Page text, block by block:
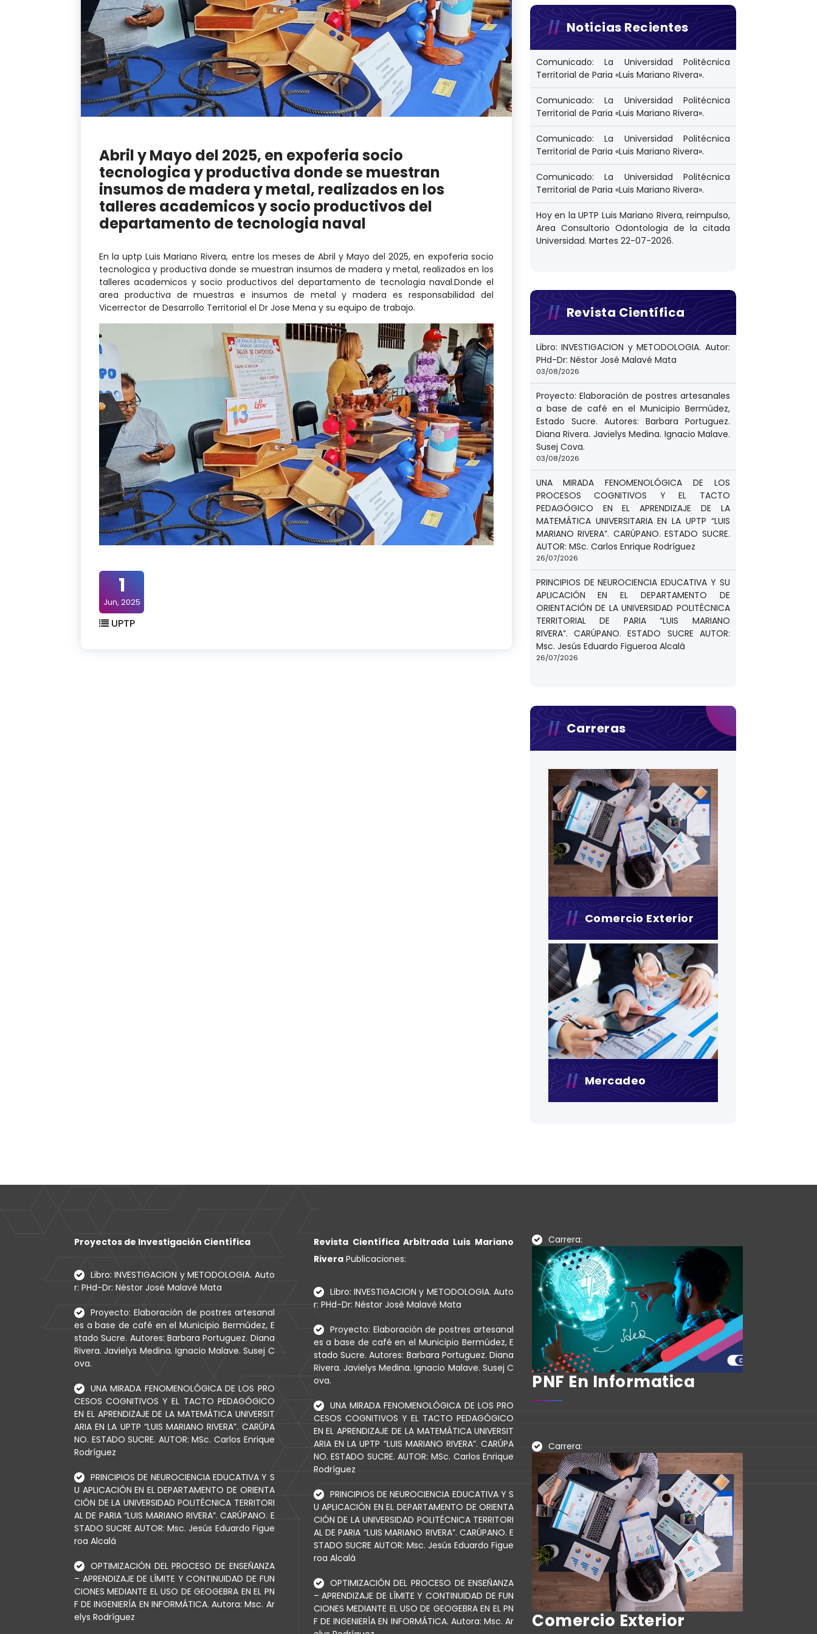
Abril y Mayo del 2025, en expoferia socio
tecnologica y productiva donde se muestran
insumos de madera y metal, realizados en los
talleres academicos y socio productivos del
departamento de tecnologia naval
En la uptp Luis Mariano Rivera, entre los meses de Abril y Mayo del 2025, en expoferia socio
tecnologica y productiva donde se muestran insumos de madera y metal, realizados en los
talleres academicos y socio productivos del departamento de tecnologia naval.Donde el
area productiva de muestras e insumos de metal y madera es responsabilidad del
Vicerrector de Desarrollo Territorial el Dr Jose Mena y su equipo de trabajo.
1
Jun, 2025
UPTP
Noticias Recientes
Comunicado: La Universidad Politécnica
Territorial de Paria «Luis Mariano Rivera».
Comunicado: La Universidad Politécnica
Territorial de Paria «Luis Mariano Rivera».
Comunicado: La Universidad Politécnica
Territorial de Paria «Luis Mariano Rivera».
Comunicado: La Universidad Politécnica
Territorial de Paria «Luis Mariano Rivera».
Hoy en la UPTP Luis Mariano Rivera, reimpulso,
Area Consultorio Odontologia de la citada
Universidad. Martes 22-07-2026.
Revista Científica
Libro: INVESTIGACION y METODOLOGIA. Autor:
PHd-Dr: Néstor José Malavé Mata
03/08/2026
Proyecto: Elaboración de postres artesanales
a base de café en el Municipio Bermúdez,
Estado Sucre. Autores: Barbara Portuguez.
Diana Rivera. Javielys Medina. Ignacio Malave.
Susej Cova.
03/08/2026
UNA MIRADA FENOMENOLÓGICA DE LOS
PROCESOS COGNITIVOS Y EL TACTO
PEDAGÓGICO EN EL APRENDIZAJE DE LA
MATEMÁTICA UNIVERSITARIA EN LA UPTP “LUIS
MARIANO RIVERA”. CARÚPANO. ESTADO SUCRE.
AUTOR: MSc. Carlos Enrique Rodríguez
26/07/2026
PRINCIPIOS DE NEUROCIENCIA EDUCATIVA Y SU
APLICACIÓN EN EL DEPARTAMENTO DE
ORIENTACIÓN DE LA UNIVERSIDAD POLITÉCNICA
TERRITORIAL DE PARIA “LUIS MARIANO
RIVERA”. CARÚPANO. ESTADO SUCRE AUTOR:
Msc. Jesús Eduardo Figueroa Alcalá
26/07/2026
Carreras
Comercio Exterior
Mercadeo
Proyectos de Investigación Científica
Libro: INVESTIGACION y METODOLOGIA. Auto
r: PHd-Dr: Néstor José Malavé Mata
Proyecto: Elaboración de postres artesanal
es a base de café en el Municipio Bermúdez, E
stado Sucre. Autores: Barbara Portuguez. Diana
Rivera. Javielys Medina. Ignacio Malave. Susej C
ova.
UNA MIRADA FENOMENOLÓGICA DE LOS PRO
CESOS COGNITIVOS Y EL TACTO PEDAGÓGICO
EN EL APRENDIZAJE DE LA MATEMÁTICA UNIVERSIT
ARIA EN LA UPTP “LUIS MARIANO RIVERA”. CARÚPA
NO. ESTADO SUCRE. AUTOR: MSc. Carlos Enrique
Rodríguez
PRINCIPIOS DE NEUROCIENCIA EDUCATIVA Y S
U APLICACIÓN EN EL DEPARTAMENTO DE ORIENTA
CIÓN DE LA UNIVERSIDAD POLITÉCNICA TERRITORI
AL DE PARIA “LUIS MARIANO RIVERA”. CARÚPANO. E
STADO SUCRE AUTOR: Msc. Jesús Eduardo Figue
roa Alcalá
OPTIMIZACIÓN DEL PROCESO DE ENSEÑANZA
– APRENDIZAJE DE LÍMITE Y CONTINUIDAD DE FUN
CIONES MEDIANTE EL USO DE GEOGEBRA EN EL PN
F DE INGENIERÍA EN INFORMÁTICA. Autora: Msc. Ar
elys Rodríguez
Revista Científica Arbitrada Luis Mariano
RiveraPublicaciones:
Libro: INVESTIGACION y METODOLOGIA. Auto
r: PHd-Dr: Néstor José Malavé Mata
Proyecto: Elaboración de postres artesanal
es a base de café en el Municipio Bermúdez, E
stado Sucre. Autores: Barbara Portuguez. Diana
Rivera. Javielys Medina. Ignacio Malave. Susej C
ova.
UNA MIRADA FENOMENOLÓGICA DE LOS PRO
CESOS COGNITIVOS Y EL TACTO PEDAGÓGICO
EN EL APRENDIZAJE DE LA MATEMÁTICA UNIVERSIT
ARIA EN LA UPTP “LUIS MARIANO RIVERA”. CARÚPA
NO. ESTADO SUCRE. AUTOR: MSc. Carlos Enrique
Rodríguez
PRINCIPIOS DE NEUROCIENCIA EDUCATIVA Y S
U APLICACIÓN EN EL DEPARTAMENTO DE ORIENTA
CIÓN DE LA UNIVERSIDAD POLITÉCNICA TERRITORI
AL DE PARIA “LUIS MARIANO RIVERA”. CARÚPANO. E
STADO SUCRE AUTOR: Msc. Jesús Eduardo Figue
roa Alcalá
OPTIMIZACIÓN DEL PROCESO DE ENSEÑANZA
– APRENDIZAJE DE LÍMITE Y CONTINUIDAD DE FUN
CIONES MEDIANTE EL USO DE GEOGEBRA EN EL PN
F DE INGENIERÍA EN INFORMÁTICA. Autora: Msc. Ar
Carrera:
PNF En Informatica
Carrera:
Comercio Exterior